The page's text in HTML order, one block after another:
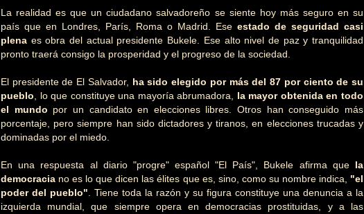
La realidad es que un ciudadano salvadoreño se siente hoy más seguro en su
país que en Londres, París, Roma o Madrid. Ese estado de seguridad casi
plena es obra del actual presidente Bukele. Ese alto nivel de paz y tranquilidad
pronto traerá consigo la prosperidad y el progreso de la sociedad.
El presidente de El Salvador, ha sido elegido por más del 87 por ciento de su
pueblo , lo que constituye una mayoría abrumadora, la mayor obtenida en todo
el mundo por un candidato en elecciones libres. Otros han conseguido más
porcentaje, pero siempre han sido dictadores y tiranos, en elecciones trucadas y
dominadas por el miedo.
En una respuesta al diario "progre" español "El País", Bukele afirma quela
democracia no es lo que dicen las élites que es, sino, como su nombre indica, "el
poder del pueblo" . Tiene toda la razón y su figura constituye una denuncia a la
izquierda mundial, que siempre opera en democracias prostituidas, y a las